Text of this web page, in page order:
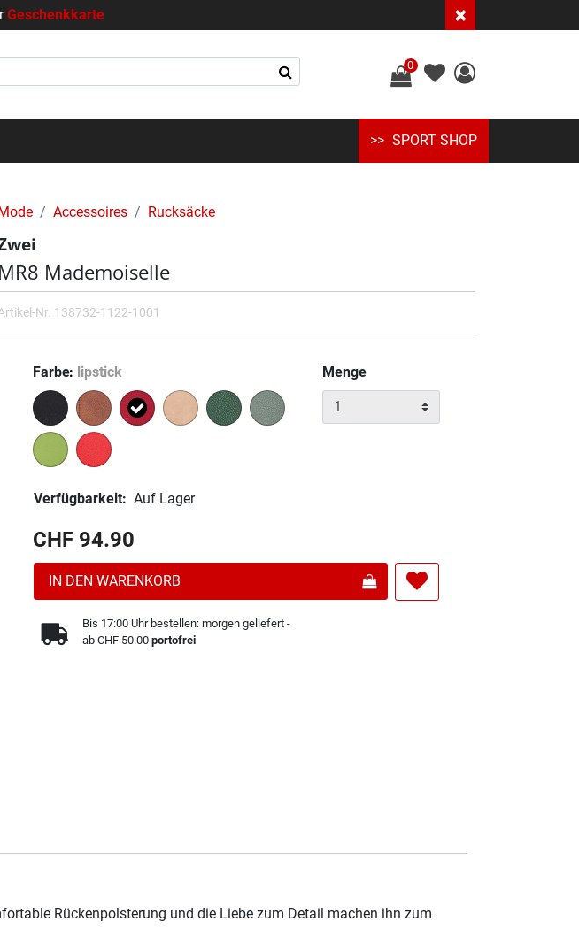
Geschenkkarte ×
0
SPORT SHOP
Accessoires Rucksäcke
MR8 Mademoiselle
Nr. 138732-1122-1001
Farbe lipstick Menge
Verfügbarkeit: Auf Lager
CHF 94.90
IN DEN WARENKORB
Bis 17:00 Uhr bestellen: morgen geliefert -
ab CHF 50.00portofrei
Rückenpolsterung und die Liebe zum Detail machen ihn zum